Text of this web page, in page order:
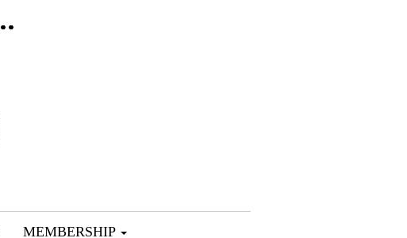
MEMBERSHIP